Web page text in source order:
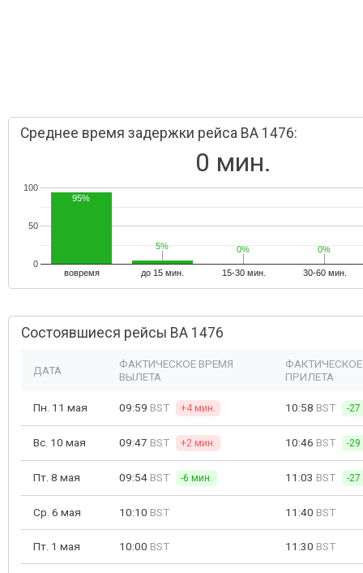
Среднее время задержки рейса BA 1476:
0 мин.
вовремя до 15 мин. 15-30 мин. 30-60 мин.
0
50
100
95%
5%
5% 0%
0% 0%
0%
Состоявшиеся рейсы BA 1476
ДАТА
ФАКТИЧЕСКОЕ ВРЕМЯ
ВЫЛЕТА
ПРИЛЕТА
Пн. 11 мая 09:59 BST +4 мин. 10:58 BST -
Вс. 10 мая 09:47 BST +2 мин. 10:46 BST -
Пт. 8 мая 09:54 BST -6 мин. 11:03 BST -
Ср. 6 мая 10:10 BST 11:40 BST
Пт. 1 мая 10:00 BST 11:30 BST